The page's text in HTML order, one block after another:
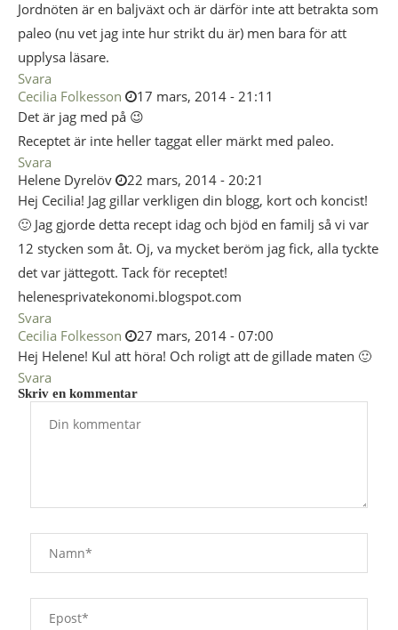
Jordnöten är en baljväxt och är därför inte att betrakta som
paleo (nu vet jag inte hur strikt du är) men bara för att
upplysa läsare.
Svara
Cecilia Folkesson
17 mars, 2014 - 21:11
Det är jag med på 😉
Receptet är inte heller taggat eller märkt med paleo.
Svara
Helene Dyrelöv
22 mars, 2014 - 20:21
Hej Cecilia! Jag gillar verkligen din blogg, kort och koncist!
🙂 Jag gjorde detta recept idag och bjöd en familj så vi var
12 stycken som åt. Oj, va mycket beröm jag fick, alla tyckte
det var jättegott. Tack för receptet!
helenesprivatekonomi.blogspot.com
Svara
Cecilia Folkesson
27 mars, 2014 - 07:00
Hej Helene! Kul att höra! Och roligt att de gillade maten 🙂
Svara
Skriv en kommentar